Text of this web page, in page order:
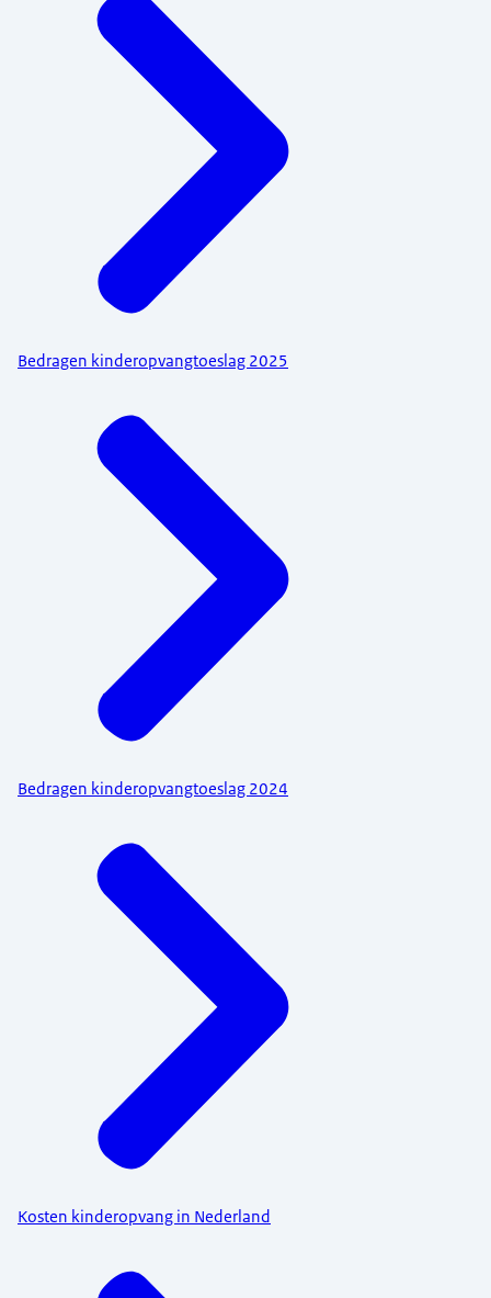
Bedragen kinderopvangtoeslag 2025
Bedragen kinderopvangtoeslag 2024
Kosten kinderopvang in Nederland